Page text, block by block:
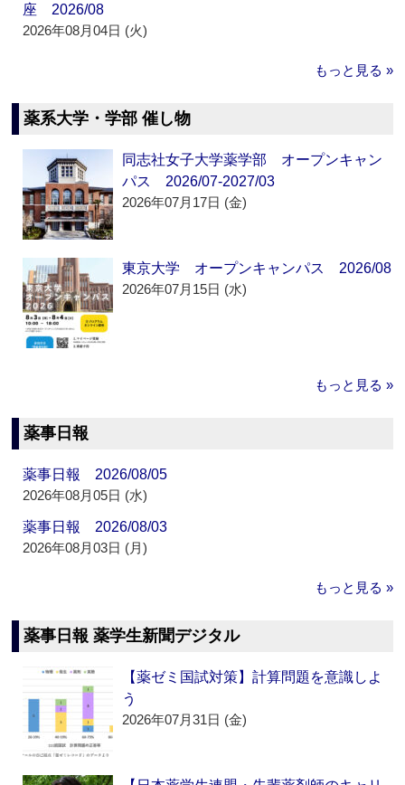
座 2026/08
2026年08月04日 (火)
もっと見る »
薬系大学・学部 催し物
同志社女子大学薬学部 オープンキャン
パス 2026/07-2027/03
2026年07月17日 (金)
東京大学 オープンキャンパス 2026/08
2026年07月15日 (水)
もっと見る »
薬事日報
薬事日報 2026/08/05
2026年08月05日 (水)
薬事日報 2026/08/03
2026年08月03日 (月)
もっと見る »
薬事日報 薬学生新聞デジタル
【薬ゼミ国試対策】計算問題を意識しよ
う
2026年07月31日 (金)